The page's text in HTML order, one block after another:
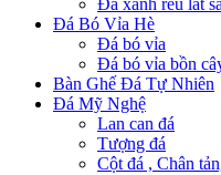
Đá xanh rêu lát
Đá Bó Vỉa Hè
Đá bó vỉa
Đá bó vỉa bồn
Bàn Ghế Đá Tự Nhiên
Đá Mỹ Nghệ
Lan can đá
Tượng đá
Cột đá , Chân